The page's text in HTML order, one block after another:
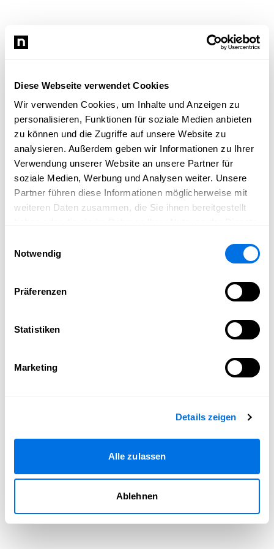
Diese Webseite verwendet Cookies
Wir verwenden Cookies, um Inhalte und Anzeigen zu
personalisieren, Funktionen für soziale Medien anbieten
zu können und die Zugriffe auf unsere Website zu
analysieren. Außerdem geben wir Informationen zu Ihrer
Verwendung unserer Website an unsere Partner für
soziale Medien, Werbung und Analysen weiter. Unsere
Partner führen diese Informationen möglicherweise mit
weiteren Daten zusammen, die Sie ihnen bereitgestellt
Notwendig
Präferenzen
Statistiken
Marketing
Details zeigen
Alle zulassen
Ablehnen
Newsload konnte nicht geladen werden.